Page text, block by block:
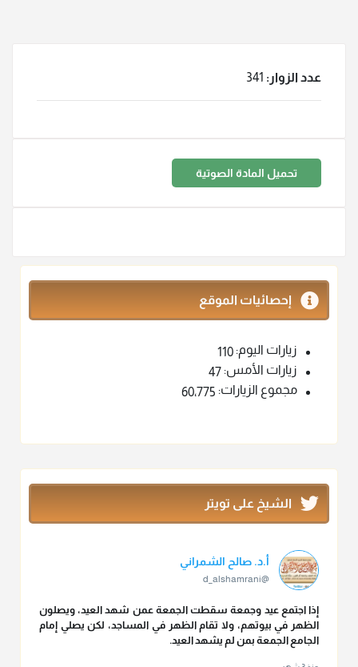
عدد الزوار: 341
تحميل المادة الصوتية
إحصائيات الموقع
زيارات اليوم: 110
زيارات الأمس: 47
مجموع الزيارات: 60٬775
الشيخ على تويتر
أ.د. صالح الشمراني
@d_alshamrani
إذا اجتمع عيد وجمعة سقطت الجمعة عمن شهد العيد، ويصلون
الظهر في بيوتهم، ولا تقام الظهر في المساجد، لكن يصلي إمام
الجامع الجمعة بمن لم يشهد العيد.